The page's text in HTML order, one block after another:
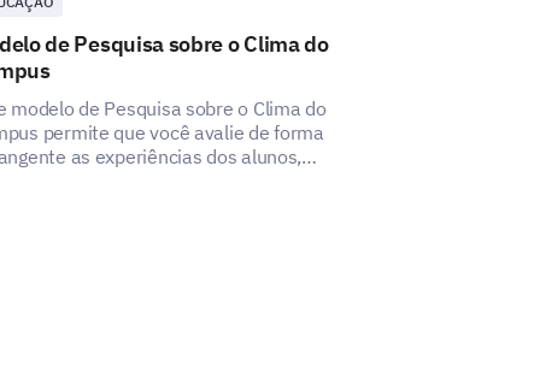
de Pesquisa sobre o Clima do
modelo de Pesquisa sobre o Clima do
permite que você avalie de forma
as experiências dos alunos,